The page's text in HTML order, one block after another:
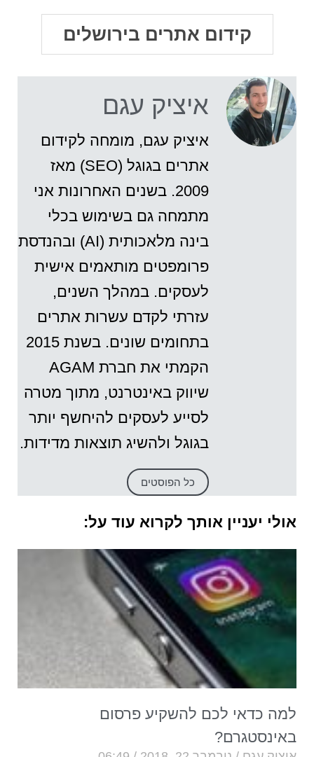
קידום אתרים בירושלים
איציק עגם
איציק עגם, מומחה לקידום
אתרים בגוגל (SEO) מאז
2009. בשנים האחרונות אני
מתמחה גם בשימוש בכלי
בינה מלאכותית (AI) ובהנדסת
פרומפטים מותאמים אישית
לעסקים. במהלך השנים,
עזרתי לקדם עשרות אתרים
בתחומים שונים. בשנת 2015
הקמתי את חברת AGAM
שיווק באינטרנט, מתוך מטרה
לסייע לעסקים להיחשף יותר
בגוגל ולהשיג תוצאות מדידות.
כל הפוסטים
אולי יעניין אותך לקרוא עוד על:
למה כדאי לכם להשקיע פרסום
באינסטגרם?